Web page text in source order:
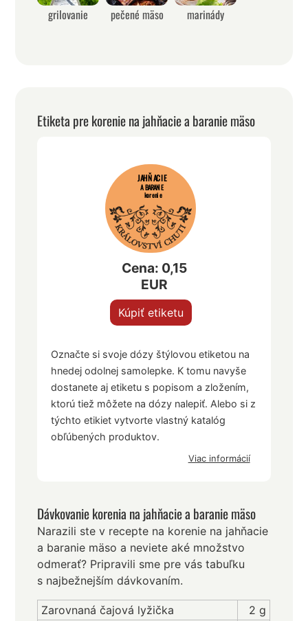
grilovanie pečené mäso marinády
Etiketa pre korenie na jahňacie a baranie mäso
JAHŇACIE
A BARANIE
korenie
Cena: 0,15
EUR
Kúpiť etiketu
Označte si svoje dózy štýlovou etiketou na
hnedej odolnej samolepke. K tomu navyše
dostanete aj etiketu s popisom a zložením,
ktorú tiež môžete na dózy nalepiť. Alebo si z
týchto etikiet vytvorte vlastný katalóg
obľúbených produktov.
Viac informácií
Dávkovanie korenia na jahňacie a baranie mäso
Narazili ste v recepte na korenie na jahňacie
a baranie mäso a neviete aké množstvo
odmerať? Pripravili sme pre vás tabuľku
s najbežnejším dávkovaním.
Zarovnaná čajová lyžička
2 g